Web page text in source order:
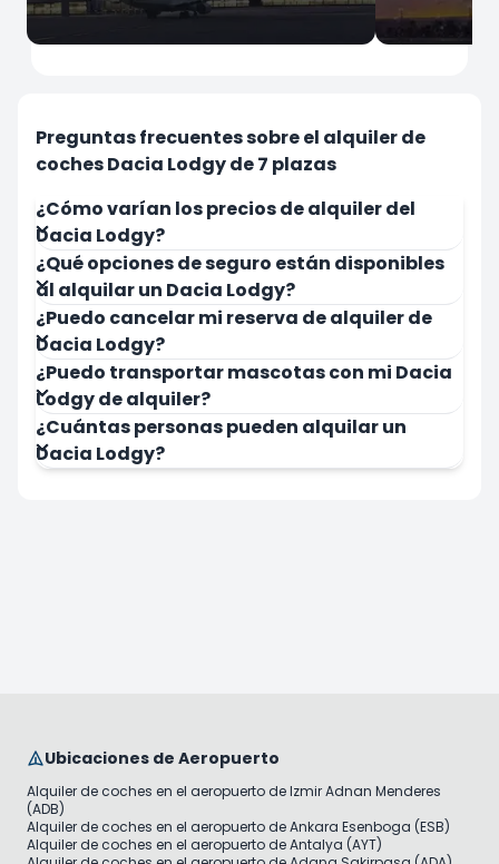
Alquilar ahora
Preguntas frecuentes sobre el alquiler de
coches Dacia Lodgy de 7 plazas
¿Cómo varían los precios de alquiler del
Dacia Lodgy?
¿Qué opciones de seguro están disponibles
al alquilar un Dacia Lodgy?
¿Puedo cancelar mi reserva de alquiler de
Dacia Lodgy?
¿Puedo transportar mascotas con mi Dacia
Lodgy de alquiler?
¿Cuántas personas pueden alquilar un
Dacia Lodgy?
Ubicaciones de Aeropuerto
Alquiler de coches en el aeropuerto de Izmir Adnan Menderes
(ADB)
Alquiler de coches en el aeropuerto de Ankara Esenboga (ESB)
Alquiler de coches en el aeropuerto de Antalya (AYT)